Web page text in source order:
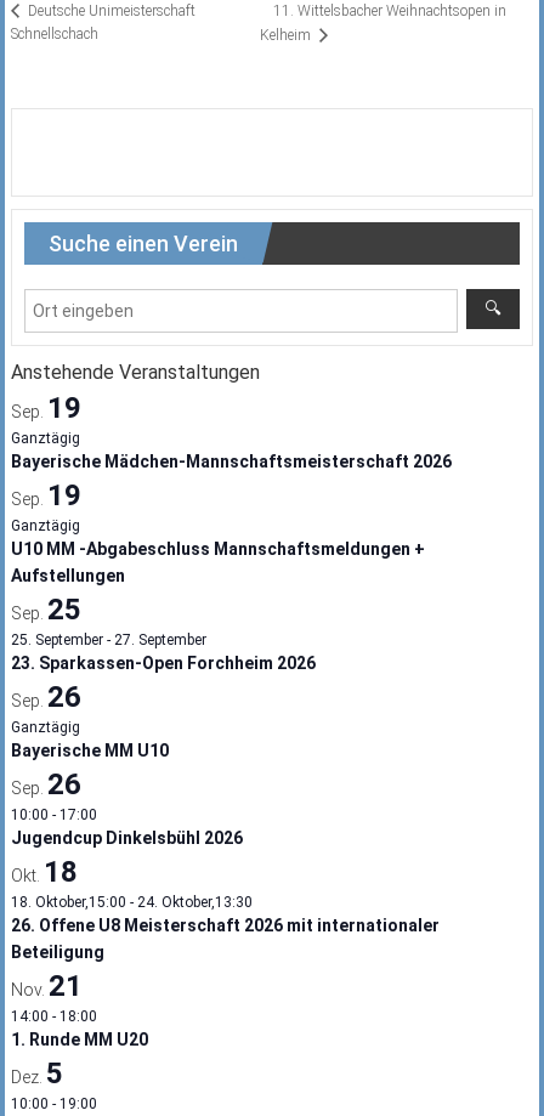
Deutsche Unimeisterschaft
Schnellschach
11. Wittelsbacher Weihnachtsopen in
Kelheim
Suche einen Verein
Anstehende Veranstaltungen
Sep. 19
Ganztägig
Bayerische Mädchen-Mannschaftsmeisterschaft 2026
Sep. 19
Ganztägig
U10 MM -Abgabeschluss Mannschaftsmeldungen +
Aufstellungen
Sep. 25
25. September- 27. September
23. Sparkassen-Open Forchheim 2026
Sep. 26
Ganztägig
Bayerische MM U10
Sep. 26
10:00 - 17:00
Jugendcup Dinkelsbühl 2026
Okt. 18
18. Oktober,15:00 - 24. Oktober,13:30
26. Offene U8 Meisterschaft 2026 mit internationaler
Beteiligung
Nov. 21
14:00 - 18:00
1. Runde MM U20
Dez. 5
10:00 - 19:00